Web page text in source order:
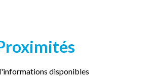
disponibles